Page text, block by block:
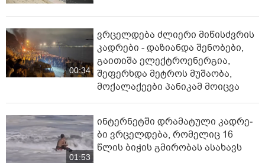
00:34
ვრცელდება ძლიერი მიწისძვრის
კადრები - დაზიანდა შენობები,
გაითიშა ელექტროენერგია,
შეფერხდა მეტროს მუშაობა,
მოქალაქეები პანიკამ მოიცვა
01:53
ინ­ტერ­ნეტ­ში დრა­მა­ტუ­ლი კად­რე­
ბი ვრცელდება, რომელიც 16
წლის ბიჭის გმირობას ასახავს